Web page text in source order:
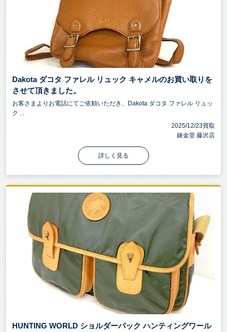
Dakota ダコタ ファレル リュック キャメルのお買い取りを
させて頂きました。
お客さまよりお電話にてご依頼いただき、Dakota ダコタ ファレル リュッ
ク ...
2025/12/23買取
錬金堂 藤沢店
詳しく見る
HUNTING WORLD ショルダーバック ハンティングワール